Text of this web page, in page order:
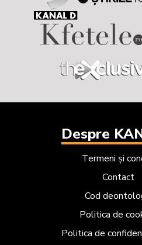
Despre
Termeni și
Contact
Cod
Politica de
Politica de